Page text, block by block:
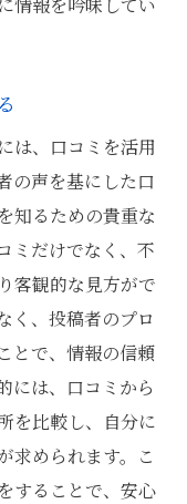
は、口コミを活用
の声を基にした口
知るための貴重な
ミだけでなく、不
客観的な見方がで
く、投稿者のプロ
とで、情報の信頼
には、口コミから
を比較し、自分に
求められます。こ
することで、安心